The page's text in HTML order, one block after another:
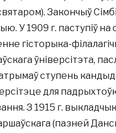
Закончыў
У 1909 г. паступіў на
гісторыка-
ўніверсітэта,
ступень
для
З 1915 г.
(пазней